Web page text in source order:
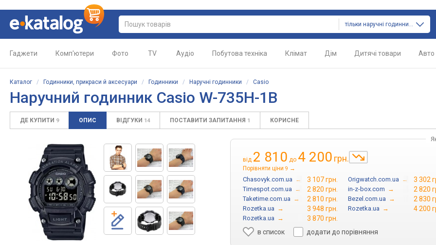
тільки наручні годинники
Гаджети Комп'ютери Фото TV Аудіо Побутова техніка Клімат Дім Дитячі товари Авто
Каталог / Годинники, прикраси й аксесуари / Годинники / Наручні годинники / Casio
Наручний годинник Casio W-735H-1B
ДЕ КУПИТИ 9 ОПИС ВІДГУКИ 14 ПОСТАВИТИ ЗАПИТАННЯ 1 КОРИСНЕ
від 2 810 до 4 200 грн.
Порівняти ціни 9 →
Chasovyk.com.ua → 3 107 грн. Origwatch.com.ua → 3 302
Timespot.com.ua → 2 820 грн. in-z-box.com → 2 820
Taketime.com.ua → 2 810 грн. Bezel.com.ua → 2 830
Rozetka.ua → 3 948 грн. Rozetka.ua → 4 200
Rozetka.ua →
3 870 грн.
в список
додати до порівняння